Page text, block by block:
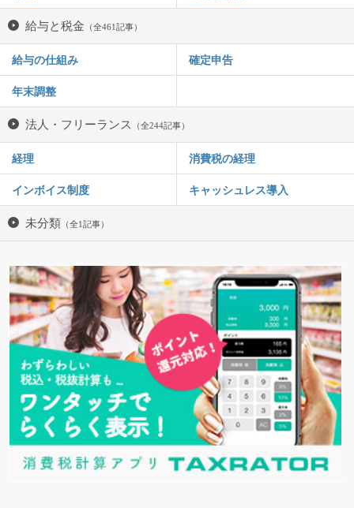
給与と税金 （全461記事）
給与の仕組み 確定申告
年末調整
法人・フリーランス （全244記事）
経理 消費税の経理
インボイス制度 キャッシュレス導入
未分類 （全1記事）